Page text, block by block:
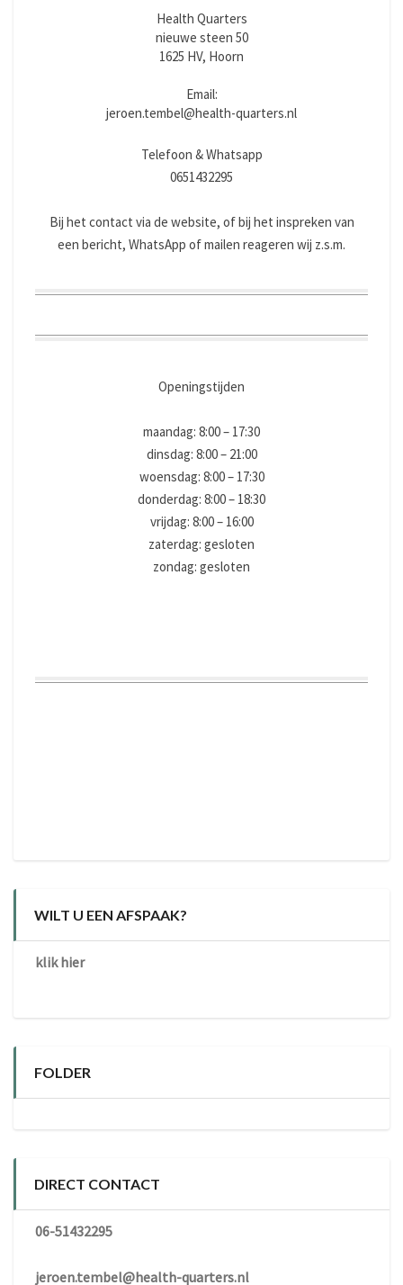
Health Quarters
nieuwe steen 50
1625 HV, Hoorn
Email:
jeroen.tembel@health-quarters.nl
Telefoon & Whatsapp
0651432295
Bij het contact via de website, of bij het inspreken van
een bericht, WhatsApp of mailen reageren wij z.s.m.
Openingstijden
maandag: 8:00 – 17:30
dinsdag: 8:00 – 21:00
woensdag: 8:00 – 17:30
donderdag: 8:00 – 18:30
vrijdag: 8:00 – 16:00
zaterdag: gesloten
zondag: gesloten
WILT U EEN AFSPAAK?
klik hier
FOLDER
DIRECT CONTACT
06-51432295
jeroen.tembel@health-quarters.nl